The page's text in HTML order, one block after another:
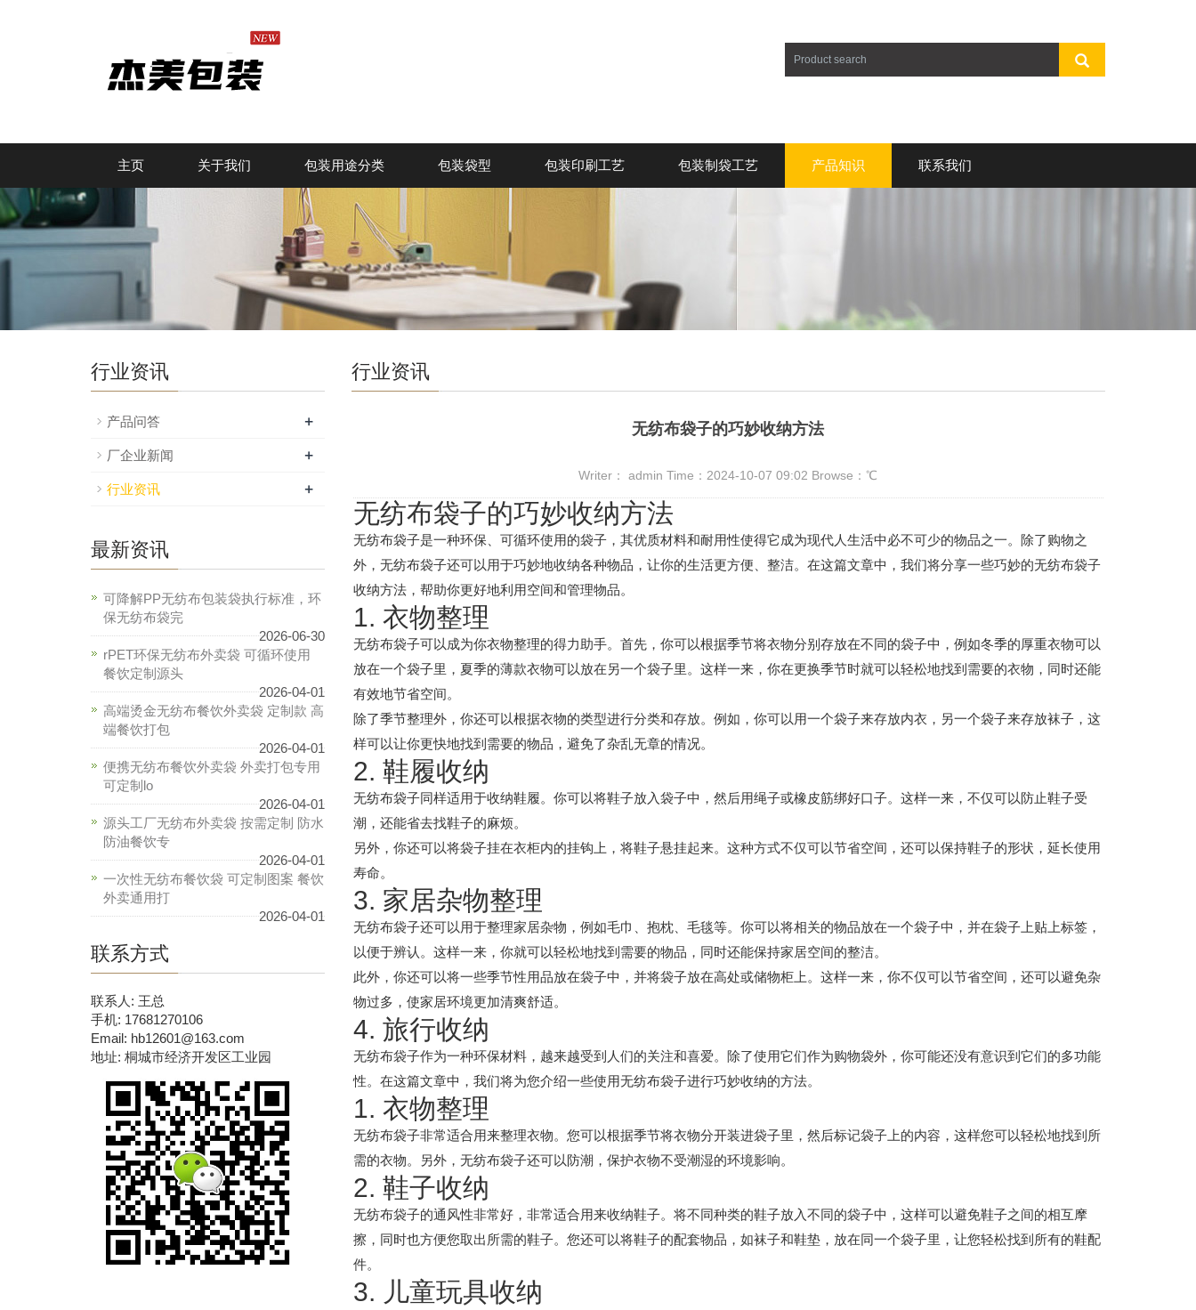
主页 关于我们 包装用途分类 包装袋型 包装印刷工艺 包装制袋工艺 产品知识 联系我们
行业资讯
无纺布袋子的巧妙收纳方法
Writer： admin Time：2024-10-07 09:02 Browse：℃
无纺布袋子的巧妙收纳方法
无纺布袋子是一种环保、可循环使用的袋子，其优质材料和耐用性使得它成为现代人生活中必不可少的物品之一。除了购物之
外，无纺布袋子还可以用于巧妙地收纳各种物品，让你的生活更方便、整洁。在这篇文章中，我们将分享一些巧妙的无纺布袋子
收纳方法，帮助你更好地利用空间和管理物品。
1. 衣物整理
无纺布袋子可以成为你衣物整理的得力助手。首先，你可以根据季节将衣物分别存放在不同的袋子中，例如冬季的厚重衣物可以
放在一个袋子里，夏季的薄款衣物可以放在另一个袋子里。这样一来，你在更换季节时就可以轻松地找到需要的衣物，同时还能
有效地节省空间。
除了季节整理外，你还可以根据衣物的类型进行分类和存放。例如，你可以用一个袋子来存放内衣，另一个袋子来存放袜子，这
样可以让你更快地找到需要的物品，避免了杂乱无章的情况。
2. 鞋履收纳
无纺布袋子同样适用于收纳鞋履。你可以将鞋子放入袋子中，然后用绳子或橡皮筋绑好口子。这样一来，不仅可以防止鞋子受
潮，还能省去找鞋子的麻烦。
另外，你还可以将袋子挂在衣柜内的挂钩上，将鞋子悬挂起来。这种方式不仅可以节省空间，还可以保持鞋子的形状，延长使用
寿命。
3. 家居杂物整理
无纺布袋子还可以用于整理家居杂物，例如毛巾、抱枕、毛毯等。你可以将相关的物品放在一个袋子中，并在袋子上贴上标签，
以便于辨认。这样一来，你就可以轻松地找到需要的物品，同时还能保持家居空间的整洁。
此外，你还可以将一些季节性用品放在袋子中，并将袋子放在高处或储物柜上。这样一来，你不仅可以节省空间，还可以避免杂
物过多，使家居环境更加清爽舒适。
4. 旅行收纳
无纺布袋子作为一种环保材料，越来越受到人们的关注和喜爱。除了使用它们作为购物袋外，你可能还没有意识到它们的多功能
性。在这篇文章中，我们将为您介绍一些使用无纺布袋子进行巧妙收纳的方法。
1. 衣物整理
无纺布袋子非常适合用来整理衣物。您可以根据季节将衣物分开装进袋子里，然后标记袋子上的内容，这样您可以轻松地找到所
需的衣物。另外，无纺布袋子还可以防潮，保护衣物不受潮湿的环境影响。
2. 鞋子收纳
无纺布袋子的通风性非常好，非常适合用来收纳鞋子。将不同种类的鞋子放入不同的袋子中，这样可以避免鞋子之间的相互摩
擦，同时也方便您取出所需的鞋子。您还可以将鞋子的配套物品，如袜子和鞋垫，放在同一个袋子里，让您轻松找到所有的鞋配
件。
3. 儿童玩具收纳
行业资讯
产品问答 +
厂企业新闻 +
行业资讯 +
最新资讯
可降解PP无纺布包装袋执行标准，环
保无纺布袋完
2026-06-30
rPET环保无纺布外卖袋 可循环使用
餐饮定制源头
2026-04-01
高端烫金无纺布餐饮外卖袋 定制款 高
端餐饮打包
2026-04-01
便携无纺布餐饮外卖袋 外卖打包专用
可定制lo
2026-04-01
源头工厂无纺布外卖袋 按需定制 防水
防油餐饮专
2026-04-01
一次性无纺布餐饮袋 可定制图案 餐饮
外卖通用打
2026-04-01
联系方式
联系人: 王总
手机: 17681270106
Email: hb12601@163.com
地址: 桐城市经济开发区工业园